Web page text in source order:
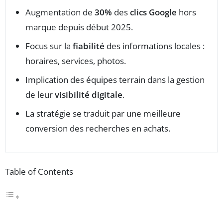
Augmentation de 30% desclics Google hors
marque depuis début 2025.
Focus sur la fiabilité des informations locales :
horaires, services, photos.
Implication des équipes terrain dans la gestion
de leurvisibilité digitale.
La stratégie se traduit par une meilleure
conversion des recherches en achats.
Table of Contents